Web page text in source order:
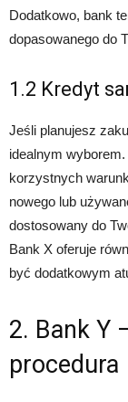
Dodatkowo, bank
dopasowanego do
1.2 Kredyt
Jeśli planujesz
idealnym
korzystnych
nowego lub
dostosowany do
Bank X oferuje
być dodatkowym
2. Bank Y
procedura